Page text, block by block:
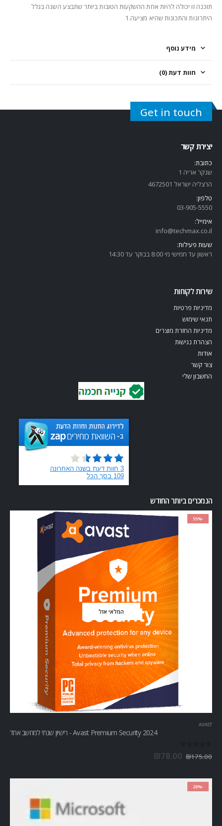
תוכנה זו יכולה להיות אחת ההשקעות הטובות ביותר שתבצע השנה בגלל
היתרונות והתכונות שהיא מציעה.1
מידע נוסף
חוות דעת (0)
Get in touch
יצירת קשר
כתובת:
שנקר אריה 1
הרצליה ישראל 4672501
טלפון:
03-905-5550
אימייל:
info@techmax.co.il
שעות פעילות:
ראשון עד חמישי מי 8:00 בבוקר עד 14:30
שירות לקוחות
מדיניות פרטיות
תנאי שימוש
מדיניות החזרת מוצרים
הצהרת נגישות
אודות
צור קשר
החשבון שלי
הנמכרים ביותר החודש
-55%
המלאי אזל
AVAST
Avast Premium Security 2024 - רישיון שנתי למחשב אחד
₪175.00
₪78.00
-28%